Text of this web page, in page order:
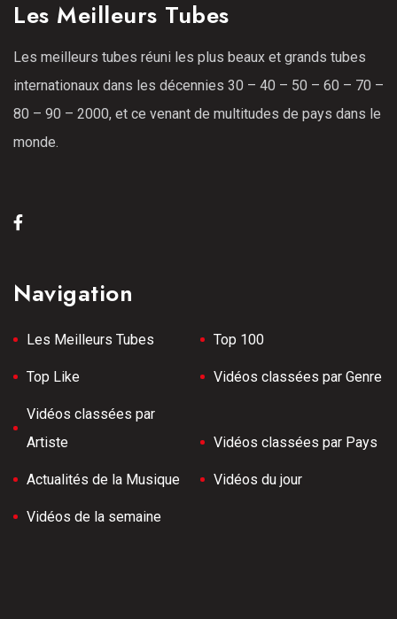
Les Meilleurs Tubes
Les meilleurs tubes réuni les plus beaux et grands tubes
internationaux dans les décennies 30 – 40 – 50 – 60 – 70 –
80 – 90 – 2000, et ce venant de multitudes de pays dans le
monde.
Navigation
Les Meilleurs Tubes Top 100
Top Like Vidéos classées par Genre
Vidéos classées par
Artiste
Vidéos classées par Pays
Actualités de la Musique Vidéos du jour
Vidéos de la semaine